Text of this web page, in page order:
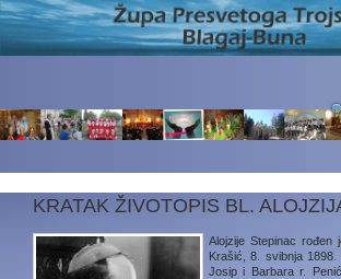
KRATAK ŽIVOTOPIS BL.
Alojzije Stepinac rođen
Krašić, 8. svibnja 1898.
Josip i Barbara r.